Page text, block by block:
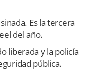
Es la tercera
del año.
liberada y la policía
pública.